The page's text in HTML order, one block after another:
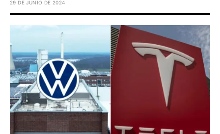
29 DE JUNIO DE 2024